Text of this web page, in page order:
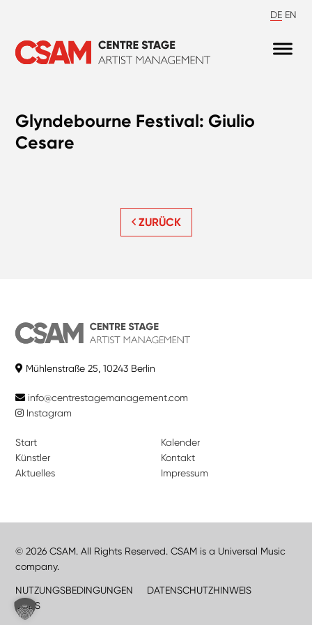
DE EN
Glyndebourne Festival: Giulio
Cesare
ZURÜCK
Mühlenstraße 25, 10243 Berlin
info@centrestagemanagement.com
Instagram
Start
Künstler
Aktuelles
Kalender
Kontakt
Impressum
© 2026 CSAM. All Rights Reserved. CSAM is a Universal Music
company.
NUTZUNGSBEDINGUNGEN
DATENSCHUTZHINWEIS
JOBS